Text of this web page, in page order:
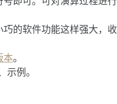
的软件功能这样强大，收
本。
示例。